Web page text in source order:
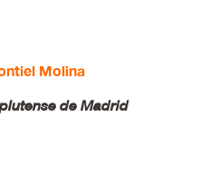
Molina
de Madrid